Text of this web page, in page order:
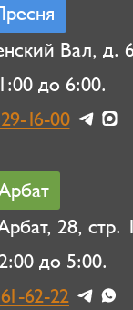
Вал, д.
до 6:00.
16-00
28, стр.
до 5:00.
62-22